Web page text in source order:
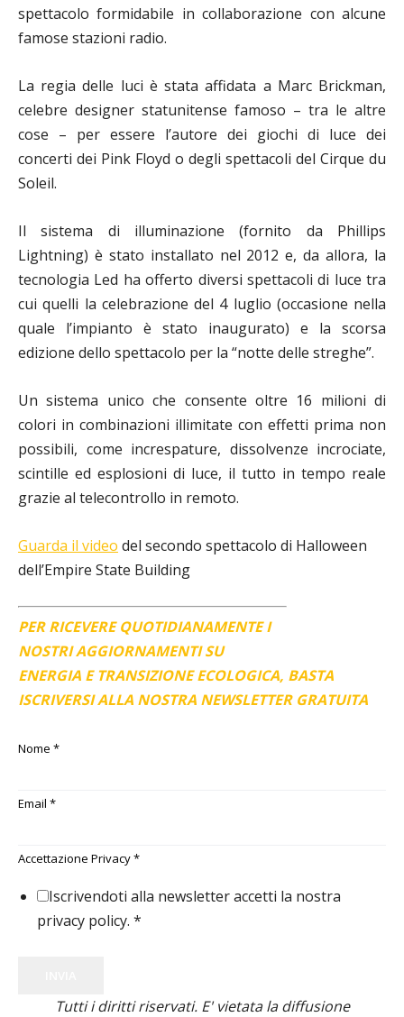
spettacolo formidabile in collaborazione con alcune
famose stazioni radio.
La regia delle luci è stata affidata a Marc Brickman,
celebre designer statunitense famoso – tra le altre
cose – per essere l’autore dei giochi di luce dei
concerti dei Pink Floyd o degli spettacoli del Cirque du
Soleil.
Il sistema di illuminazione (fornito da Phillips
Lightning) è stato installato nel 2012 e, da allora, la
tecnologia Led ha offerto diversi spettacoli di luce tra
cui quelli la celebrazione del 4 luglio (occasione nella
quale l’impianto è stato inaugurato) e la scorsa
edizione dello spettacolo per la “notte delle streghe”.
Un sistema unico che consente oltre 16 milioni di
colori in combinazioni illimitate con effetti prima non
possibili, come increspature, dissolvenze incrociate,
scintille ed esplosioni di luce, il tutto in tempo reale
grazie al telecontrollo in remoto.
Guarda il video del secondo spettacolo di Halloween
dell’Empire State Building
PER RICEVERE QUOTIDIANAMENTE I
NOSTRI AGGIORNAMENTI SU
ENERGIA E TRANSIZIONE ECOLOGICA, BASTA
ISCRIVERSI ALLA NOSTRA NEWSLETTER GRATUITA
Nome *
Email *
Accettazione Privacy*
Iscrivendoti alla newsletter accetti la nostra
privacy policy. *
Tutti i diritti riservati. E' vietata la diffusione